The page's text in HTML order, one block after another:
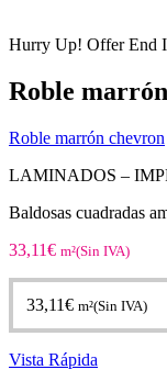
Hurry Up! Offer End
Roble
Roble marrón chevron
LAMINADOS –
Baldosas cuadradas
33,11€ m²(Sin IVA)
33,11€ m²(Sin IVA)
Vista Rápida